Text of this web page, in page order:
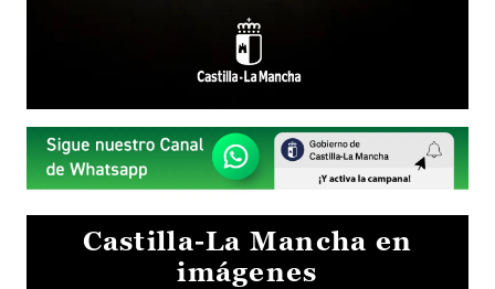
Castilla-La Mancha en
imágenes